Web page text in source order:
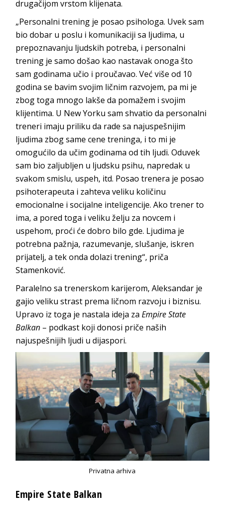
drugačijom vrstom klijenata.
„Personalni trening je posao psihologa. Uvek sam
bio dobar u poslu i komunikaciji sa ljudima, u
prepoznavanju ljudskih potreba, i personalni
trening je samo došao kao nastavak onoga što
sam godinama učio i proučavao. Već više od 10
godina se bavim svojim ličnim razvojem, pa mi je
zbog toga mnogo lakše da pomažem i svojim
klijentima. U New Yorku sam shvatio da personalni
treneri imaju priliku da rade sa najuspešnijim
ljudima zbog same cene treninga, i to mi je
omogućilo da učim godinama od tih ljudi. Oduvek
sam bio zaljubljen u ljudsku psihu, napredak u
svakom smislu, uspeh, itd. Posao trenera je posao
psihoterapeuta i zahteva veliku količinu
emocionalne i socijalne inteligencije. Ako trener to
ima, a pored toga i veliku želju za novcem i
uspehom, proći će dobro bilo gde. Ljudima je
potrebna pažnja, razumevanje, slušanje, iskren
prijatelj, a tek onda dolazi trening“, priča
Stamenković.
Paralelno sa trenerskom karijerom, Aleksandar je
gajio veliku strast prema ličnom razvoju i biznisu.
Upravo iz toga je nastala ideja zaEmpire State
Balkan – podkast koji donosi priče naših
najuspešnijih ljudi u dijaspori.
Privatna arhiva
Empire State Balkan